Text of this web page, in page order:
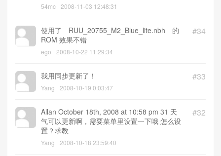
54mc 2008-11-03 12:48:31
#34
使用了 RUU_20755_M2_Blue_lite.nbh 的
ROM 效果不错
ego 2008-10-22 11:29:34
#33
我用同步更新了！
Yang 2008-10-19 0:03:47
#32
Allan October 18th, 2008 at 10:58 pm 31 天
气可以更新啊，需要菜单里设置一下哦 怎么设
置？求教
Yang 2008-10-18 23:59:40